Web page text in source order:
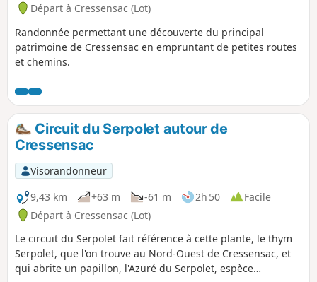
Départ à Cressensac (Lot)
Randonnée permettant une découverte du principal
patrimoine de Cressensac en empruntant de petites routes
et chemins.
Circuit du Serpolet autour de
Cressensac
Visorandonneur
9,43 km
+63 m -61 m 2h 50
Facile
Départ à Cressensac (Lot)
Le circuit du Serpolet fait référence à cette plante, le thym
Serpolet, que l'on trouve au Nord-Ouest de Cressensac, et
qui abrite un papillon, l'Azuré du Serpolet, espèce